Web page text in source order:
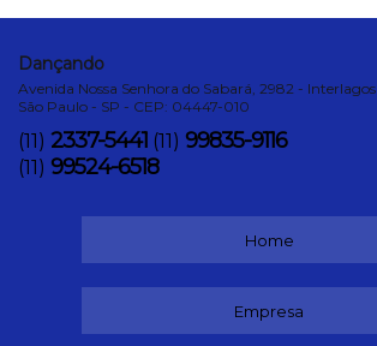
Dançando
Avenida Nossa Senhora do Sabará, 2982 - Interlagos
São Paulo - SP - CEP: 04447-010
(11) 2337-5441 (11) 99835-9116
(11) 99524-6518
Home
Empresa